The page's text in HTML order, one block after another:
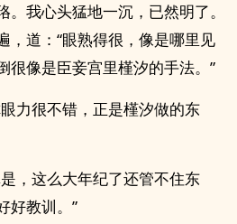
我心头猛地一沉，已然明了。
，道：“眼熟得很，像是哪里见
很像是臣妾宫里槿汐的手法。”
力很不错，正是槿汐做的东
，这么大年纪了还管不住东
好教训。”